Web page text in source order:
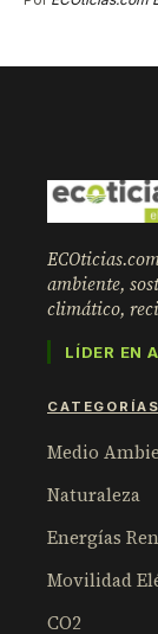
ambiente,
climático,
LÍDER EN
CATEGORÍAS
Medio
Naturaleza
Energías
Movilidad
CO2